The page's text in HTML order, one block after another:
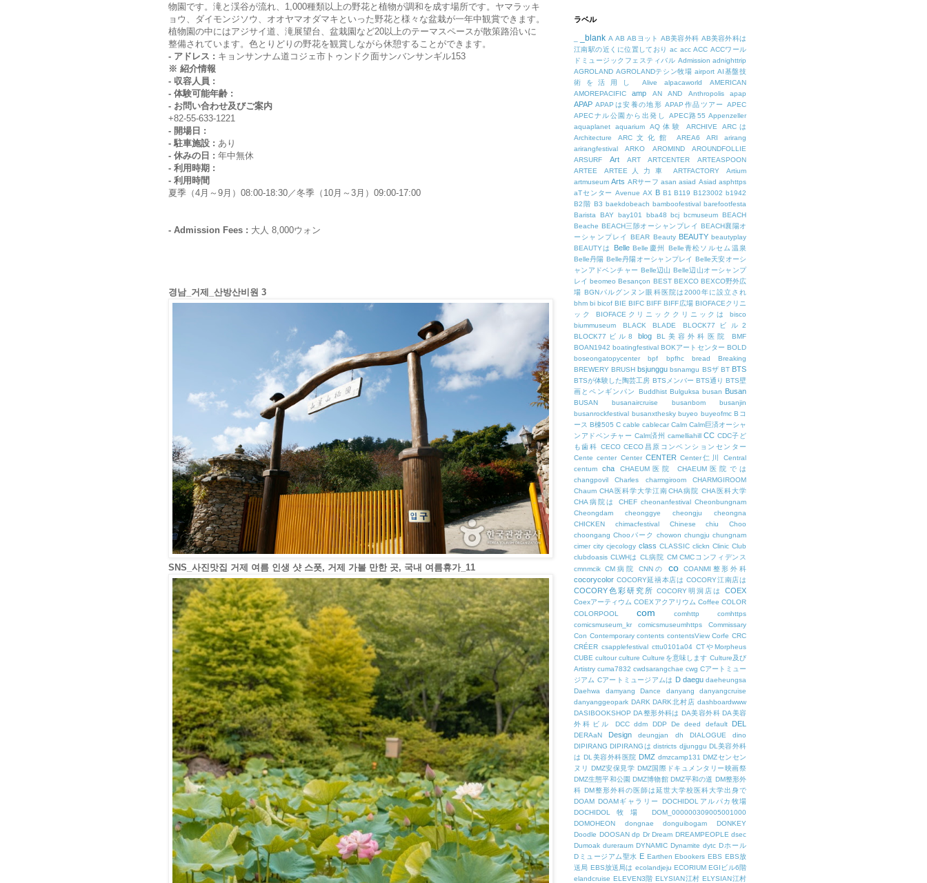
物園です。滝と渓谷が流れ、1,000種類以上の野花と植物が調和を成す場所です。ヤマラッキ
ョウ、ダイモンジソウ、オオヤマオダマキといった野花と様々な盆栽が一年中観賞できます。
植物園の中にはアジサイ道、滝展望台、盆栽園など20以上のテーマスペースが散策路沿いに
整備されています。色とりどりの野花を観賞しながら休憩することができます。
- アドレス : キョンサンナム道コジェ市トゥンドク面サンバンサンギル153
※ 紹介情報
- 収容人員 :
- 体験可能年齢 :
- お問い合わせ及びご案内
+82-55-633-1221
- 開場日 :
- 駐車施設 : あり
- 休みの日 : 年中無休
- 利用時期 :
- 利用時間
夏季（4月～9月）08:00-18:30／冬季（10月～3月）09:00-17:00
- Admission Fees : 大人 8,000ウォン
경남_거제_산방산비원 3
SNS_사진맛집 거제 여름 인생 샷 스폿, 거제 가볼 만한 곳, 국내 여름휴가_11
ラベル
_blank A AB ABヨット AB美容外科 AB美容外科は
江南駅の近くに位置しており ac acc ACC ACCワール
ドミュージックフェスティバル Admission adnighttrip
AGROLAND AGROLANDテシン牧場 airport AI基盤技
術を活用し
Alive alpacaworld
AMERICAN
AMOREPACIFIC
amp AN AND Anthropolis apap
APAP APAPは安養の地形 APAP作品ツアー
APEC
APECナル公園から出発し
APEC路55 Appenzeller
aquaplanet
aquarium AQ体験 ARCHIVE
ARCは
Architecture
ARC文化館 AREA6 ARI
arirang
arirangfestival
ARKO AROMIND
AROUNDFOLLIE
ARSURF
Art ART ARTCENTER
ARTEASPOON
ARTEE
ARTEE人力車 ARTFACTORY
Artium
artmuseum Arts ARサーフ asan asiad Asiad asphttps
aTセンター Avenue AX B B1 B119 B123002 b1942
B2階 B3 baekdobeach bamboofestival barefootfesta
Barista
BAY bay101 bba48 bcj bcmuseum BEACH
Beache BEACH三陟オーシャンプレイ BEACH襄陽オ
ーシャンプレイ
BEAR Beauty BEAUTY beautyplay
BEAUTYは
Belle Belle慶州
Belle青松ソルセム温泉
Belle丹陽 Belle丹陽オーシャンプレイ Belle天安オーシ
ャンアドベンチャー Belle辺山 Belle辺山オーシャンプ
レイ beomeo Besançon BEST BEXCO BEXCO野外広
場 BGNパルグンヌン眼科医院は2000年に設立され
bhm bi bicof BIE BIFC BIFF BIFF広場 BIOFACEクリニ
ック
BIOFACEクリニッククリニックは
bisco
biummuseum
BLACK BLADE
BLOCK77ビル2
BLOCK77ビル8
blog BL美容外科医院
BMF
BOAN1942 boatingfestival BOKアートセンター BOLD
boseongatopycenter
bpf bpfhc bread
Breaking
BREWERY BRUSH bsjunggu bsnamgu BSザ BT BTS
BTSが体験した陶芸工房 BTSメンバー BTS通り BTS壁
画とペンギンパン
Buddhist Bulguksa busan Busan
BUSAN busanaircruise busanbom
busanjin
busanrockfestival busanxthesky buyeo buyeofmc Bコ
ース B棟505 C cable cablecar Calm Calm巨済オーシャ
ンアドベンチャー Calm済州 camelliahill CC CDC子ど
も歯科 CECO CECO昌原コンベンションセンター
Cente center Center CENTER Center仁川
Central
centum
cha CHAEUM医院
CHAEUM医院では
changpovil
Charles charmgiroom
CHARMGIROOM
Chaum CHA医科学大学江南CHA病院 CHA医科大学
CHA病院は
CHEF cheonanfestival Cheonbungnam
Cheongdam
cheonggye cheongju
cheongna
CHICKEN
chimacfestival Chinese chiu
Choo
choongang Chooパーク chowon chungju chungnam
cimer city cjecology class CLASSIC clickn Clinic Club
clubdoasis CLWHは CL病院 CM CMCコンフィデンス
cmnmcik CM病院 CNNの co COANMI整形外科
cocorycolor COCORY延禧本店は COCORY江南店は
COCORY色彩研究所 COCORY明洞店は COEX
Coexアーティウム COEXアクアリウム Coffee COLOR
COLORPOOL
com comhttp
comhttps
comicsmuseum_kr
comicsmuseumhttps
Commissary
Con Contemporary contents contentsView Corfe CRC
CRÉER csapplefestival cttu0101a04 CTやMorpheus
CUBE cultour culture Cultureを意味します Culture及び
Artistry cuma7832 cwdsarangchae cwg Cアートミュー
ジアム Cアートミュージアムは D daegu daeheungsa
Daehwa
damyang Dance danyang
danyangcruise
danyanggeopark DARK DARK北村店 dashboardwww
DASIBOOKSHOP DA整形外科は DA美容外科 DA美容
外科ビル
DCC ddm DDP De deed default DEL
DERAaN Design deungjan dh DIALOGUE
dino
DIPIRANG DIPIRANGは districts djjunggu DL美容外科
は DL美容外科医院 DMZ dmzcamp131 DMZセンセン
ヌリ DMZ安保見学 DMZ国際ドキュメンタリー映画祭
DMZ生態平和公園 DMZ博物館 DMZ平和の道 DM整形外
科 DM整形外科の医師は延世大学校医科大学出身で
DOAM DOAMギャラリー
DOCHIDOLアルパカ牧場
DOCHIDOL牧場
DOM_000000309005001000
DOMOHEON
dongnae donguibogam
DONKEY
Doodle DOOSAN dp Dr Dream DREAMPEOPLE dsec
Dumoak dureraum DYNAMIC Dynamite dytc Dホール
Dミュージアム聖水 E Earthen Ebookers EBS EBS放
送局 EBS放送局は ecolandjeju ECORIUM EGIビル6階
elandcruise ELEVEN3階 ELYSIAN江村 ELYSIAN江村